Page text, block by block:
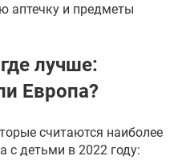
аптечку и предметы
лучше:
Европа?
считаются наиболее
с детьми в 2022 году: